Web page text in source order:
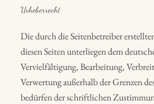
Urheberrecht
Die durch die Seitenbetreiber
diesen Seiten unterliegen dem
Vervielfältigung, Bearbeitung,
Verwertung außerhalb der Grenzen
bedürfen der schriftlichen